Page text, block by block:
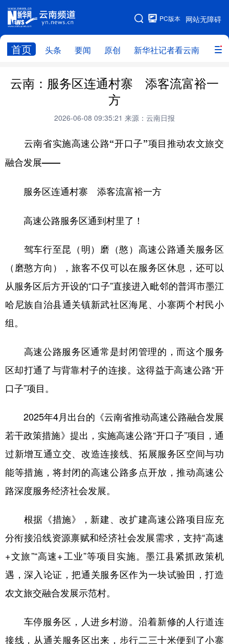
网站无障碍
PC版本
首页 头条 要闻 原创 新华社记者看云南 政务
网站地图
头条 云南要闻 本网原创
政务
云南省领导报道集
教育
州市
社会
云南：服务区连通村寨 添客流富裕一
方
2026-06-08 09:35:21 来源：云南日报
云南省实施高速公路“开口子”项目推动农文旅交
融合发展——
服务区连通村寨 添客流富裕一方
高速公路服务区通到村里了！
驾车行至昆（明）磨（憨）高速公路通关服务区
（磨憨方向），旅客不仅可以在服务区休息，还可以
从服务区后方开设的“口子”直接进入毗邻的普洱市墨江
哈尼族自治县通关镇新武社区海尾、小寨两个村民小
组。
高速公路服务区通常是封闭管理的，而这个服务
区却打通了与背靠村子的连接。这得益于高速公路“开
口子”项目。
2025年4月出台的《云南省推动高速公路融合发展
若干政策措施》提出，实施高速公路“开口子”项目，通
过新增互通立交、改造连接线、拓展服务区空间与功
能等措施，将封闭的高速公路多点开放，推动高速公
路深度服务经济社会发展。
根据《措施》，新建、改扩建高速公路项目应充
分衔接沿线资源禀赋和经济社会发展需求，支持“高速
+文旅”“高速+工业”等项目实施。墨江县紧抓政策机
遇，深入论证，把通关服务区作为一块试验田，打造
农文旅交融合发展示范村。
车停服务区，人进乡村游。沿着新修的人行道连
接线，从通关服务区出来，步行二三十米便到了小寨